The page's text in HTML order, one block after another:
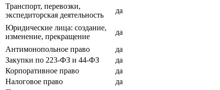
Транспорт, перевозки,
экспедиторская деятельность
да
Юридические лица: создание,
изменение, прекращение
да
Антимонопольное право
да
Закупки по 223-ФЗ и 44-ФЗ
да
Корпоративное право
да
Налоговое право
да